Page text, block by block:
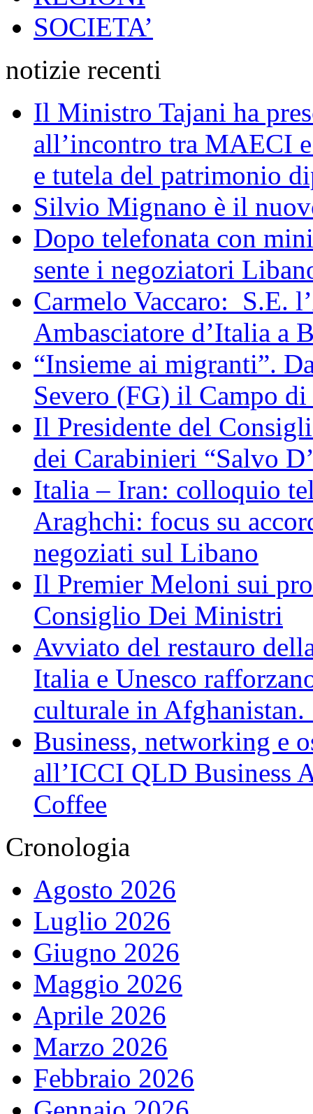
SOCIETA’
notizie recenti
Il Ministro Tajani ha
all’incontro tra MAECI
e tutela del patrimonio
Silvio Mignano è il
Dopo telefonata con
sente i negoziatori
Carmelo Vaccaro: S.E.
Ambasciatore d’Italia a
“Insieme ai migranti”.
Severo (FG) il Campo
Il Presidente del
dei Carabinieri “Salvo
Italia – Iran: colloquio
Araghchi: focus su
negoziati sul Libano
Il Premier Meloni sui
Consiglio Dei Ministri
Avviato del restauro
Italia e Unesco
culturale in
Business, networking e
all’ICCI QLD Business
Coffee
Cronologia
Agosto 2026
Luglio 2026
Giugno 2026
Maggio 2026
Aprile 2026
Marzo 2026
Febbraio 2026